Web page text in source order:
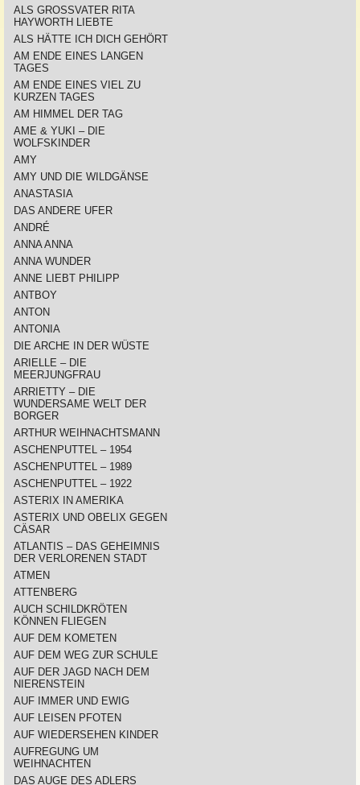
ALS GROSSVATER RITA
HAYWORTH LIEBTE
ALS HÄTTE ICH DICH GEHÖRT
AM ENDE EINES LANGEN
TAGES
AM ENDE EINES VIEL ZU
KURZEN TAGES
AM HIMMEL DER TAG
AME & YUKI – DIE
WOLFSKINDER
AMY
AMY UND DIE WILDGÄNSE
ANASTASIA
DAS ANDERE UFER
ANDRÉ
ANNA ANNA
ANNA WUNDER
ANNE LIEBT PHILIPP
ANTBOY
ANTON
ANTONIA
DIE ARCHE IN DER WÜSTE
ARIELLE – DIE
MEERJUNGFRAU
ARRIETTY – DIE
WUNDERSAME WELT DER
BORGER
ARTHUR WEIHNACHTSMANN
ASCHENPUTTEL – 1954
ASCHENPUTTEL – 1989
ASCHENPUTTEL – 1922
ASTERIX IN AMERIKA
ASTERIX UND OBELIX GEGEN
CÄSAR
ATLANTIS – DAS GEHEIMNIS
DER VERLORENEN STADT
ATMEN
ATTENBERG
AUCH SCHILDKRÖTEN
KÖNNEN FLIEGEN
AUF DEM KOMETEN
AUF DEM WEG ZUR SCHULE
AUF DER JAGD NACH DEM
NIERENSTEIN
AUF IMMER UND EWIG
AUF LEISEN PFOTEN
AUF WIEDERSEHEN KINDER
AUFREGUNG UM
WEIHNACHTEN
DAS AUGE DES ADLERS